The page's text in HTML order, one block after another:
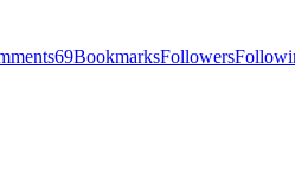
69BookmarksFollowers